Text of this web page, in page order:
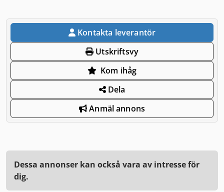
Kontakta leverantör
Utskriftsvy
Kom ihåg
Dela
Anmäl annons
Dessa annonser kan också vara av intresse för
dig.